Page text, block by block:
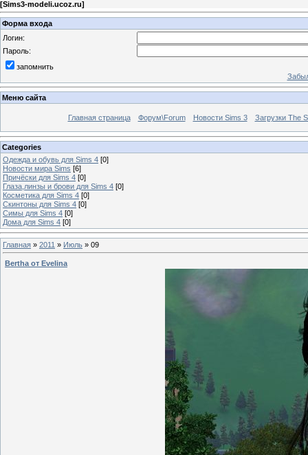
[Sims3-modeli.ucoz.ru]
Форма входа
Логин:
Пароль:
запомнить
Меню сайта
Главная страница Форум\Forum Новости Sims 3 Загрузки The
Categories
Одежда и обувь для Sims 4 [0]
Новости мира Sims [6]
Причёски для Sims 4 [0]
Глаза,линзы и брови для Sims 4 [0]
Косметика для Sims 4 [0]
Скинтоны для Sims 4 [0]
Симы для Sims 4 [0]
Дома для Sims 4 [0]
Главная » 2011 » Июль » 09
Bertha от Evelina